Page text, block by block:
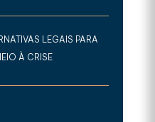
LEGAIS PARA
À CRISE